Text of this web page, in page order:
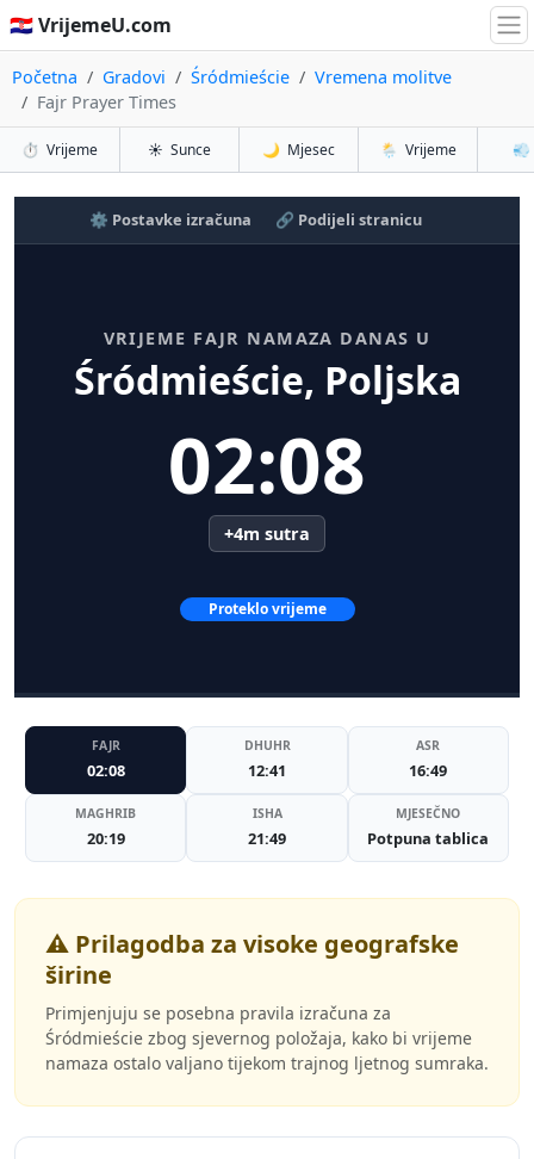
🇭🇷 VrijemeU.com
Početna Gradovi Śródmieście
Vremena molitve
Fajr Prayer Times
⏱️ Vrijeme ☀️ Sunce 🌙 Mjesec 🌦️ Vrijeme 💨
⚙️ Postavke izračuna 🔗 Podijeli stranicu
VRIJEME FAJR NAMAZA DANAS U
Śródmieście, Poljska
02:08
+4m sutra
Proteklo vrijeme
FAJR
02:08
DHUHR
12:41
ASR
16:49
MAGHRIB
20:19
ISHA
21:49
MJESEČNO
Potpuna tablica
⚠️ Prilagodba za visoke geografske
širine
Primjenjuju se posebna pravila izračuna za
Śródmieście zbog sjevernog položaja, kako bi vrijeme
namaza ostalo valjano tijekom trajnog ljetnog sumraka.